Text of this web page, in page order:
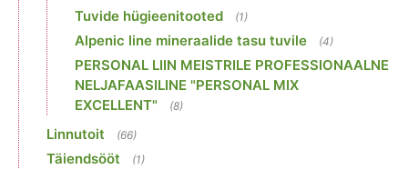
Tuvide hügieenitooted (1)
Alpenic line mineraalide tasu tuvile (4)
PERSONAL LIIN MEISTRILE PROFESSIONAALNE
NELJAFAASILINE "PERSONAL MIX
EXCELLENT"
(8)
Linnutoit (66)
Täiendsööt (1)